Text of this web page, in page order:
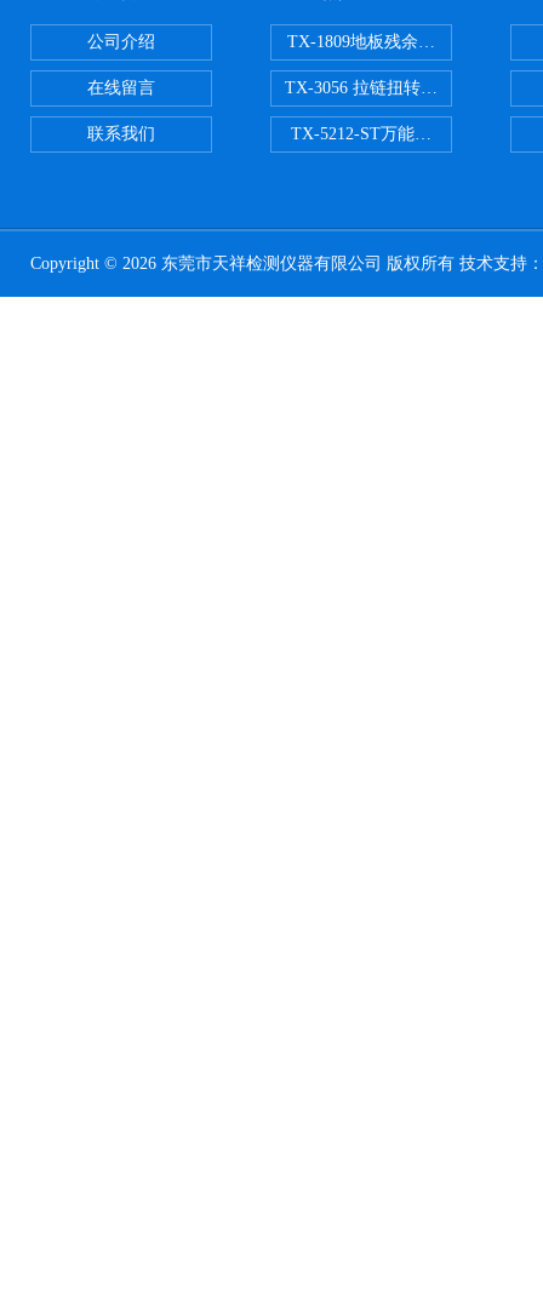
公司介绍
在线留言
联系我们
TX-1809地板残余凹陷试验机
TX-3056 拉链扭转试验机
TX-5212-ST万能磨耗试验机（
Copyright © 2026 东莞市天祥检测仪器有限公司 版权所有 技术支持：